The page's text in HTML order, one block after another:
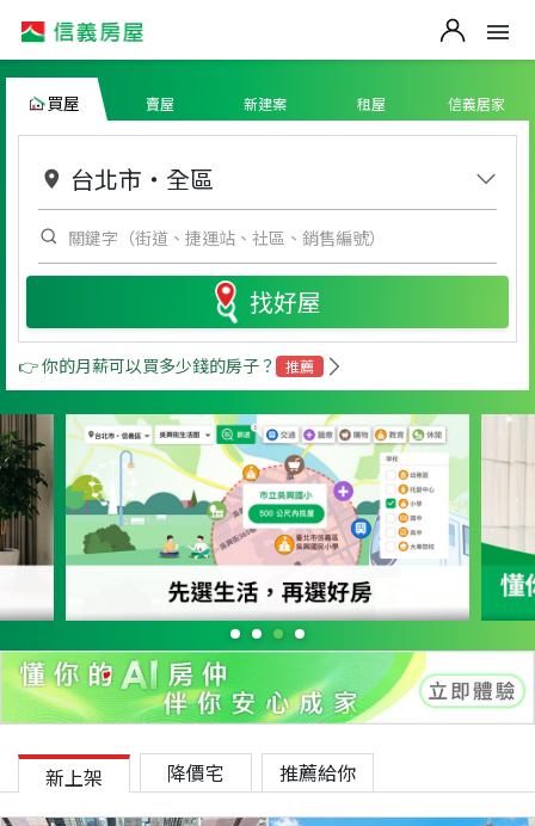
買屋 賣屋 新建案 租屋 信義居家
台北市 ・ 全區
找好屋
👉 你的月薪可以買多少錢的房子？ 推薦
新上架 降價宅 推薦給你